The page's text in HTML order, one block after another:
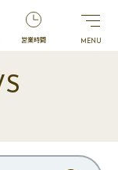
営業時間